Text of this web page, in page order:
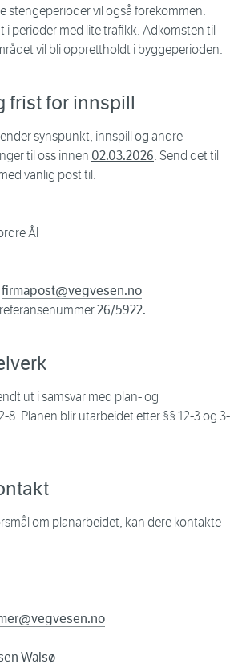
stengeperioder vil også forekommen.
i perioder med lite trafikk. Adkomsten til
vil bli opprettholdt i byggeperioden.
frist for innspill
synspunkt, innspill og andre
til oss innen 02.03.2026. Send det til
vanlig post til:
Ål
firmapost@vegvesen.no
26/5922.
ut i samsvar med plan- og
8. Planen blir utarbeidet etter §§ 12-3 og 3-
om planarbeidet, kan dere kontakte
Walsø